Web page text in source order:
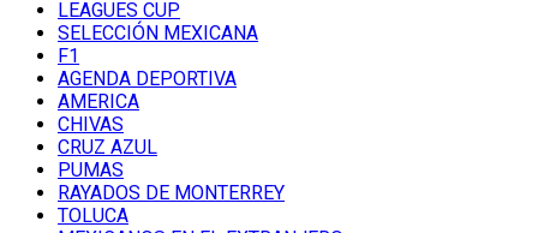
LEAGUES CUP
SELECCIÓN MEXICANA
F1
AGENDA DEPORTIVA
AMERICA
CHIVAS
CRUZ AZUL
PUMAS
RAYADOS DE MONTERREY
TOLUCA